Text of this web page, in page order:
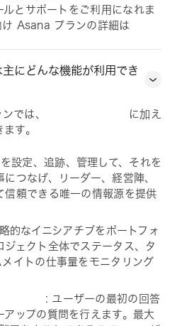
とサポートをご利用になれま
け Asana プランの詳細は
にどんな機能が利用でき
では、
に加え
す。
設定、追跡、管理して、それを
つなげ、リーダー、経営陣、
信頼できる唯一の情報源を提供
的なイニシアチブをポートフォ
ジェクト全体でステータス、タ
メイトの仕事量をモニタリング
: ユーザーの最初の回答
アップの質問を行えます。最大